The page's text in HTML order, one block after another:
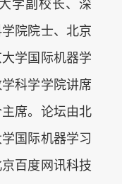
学副校长、深
院院士、北京
学国际机器学
科学学院讲席
席。论坛由北
国际机器学习
百度网讯科技